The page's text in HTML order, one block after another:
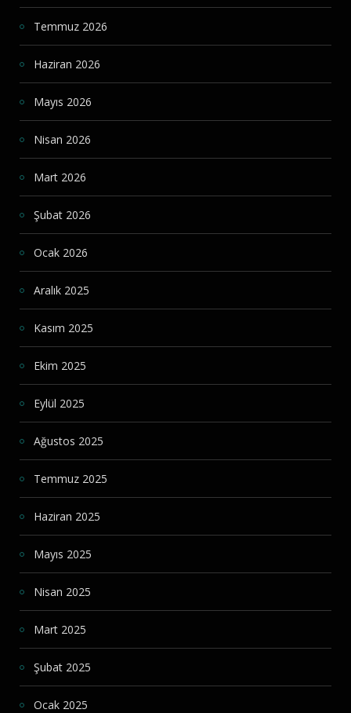
Temmuz 2026
Haziran 2026
Mayıs 2026
Nisan 2026
Mart 2026
Şubat 2026
Ocak 2026
Aralık 2025
Kasım 2025
Ekim 2025
Eylül 2025
Ağustos 2025
Temmuz 2025
Haziran 2025
Mayıs 2025
Nisan 2025
Mart 2025
Şubat 2025
Ocak 2025